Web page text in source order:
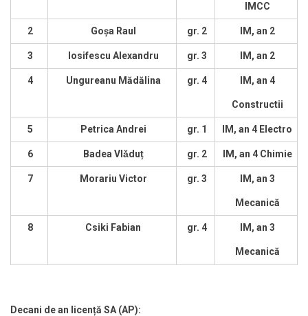
IMCC
2 Goșa Raul gr. 2 IM, an 2
3 Iosifescu Alexandru gr. 3 IM, an 2
4 Ungureanu Mădălina gr. 4 IM, an 4
Constructii
5 Petrica Andrei gr. 1 IM, an 4 Electro
6 Badea Vlǎduț gr. 2 IM, an 4 Chimie
7 Morariu Victor gr. 3 IM, an 3
Mecanică
8 Csiki Fabian gr. 4 IM, an 3
Mecanică
Decani de an licență SA (AP):